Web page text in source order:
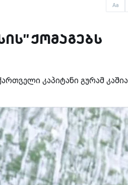
Aa
ქომაგებს
კაპიტანი გურამ კაშია